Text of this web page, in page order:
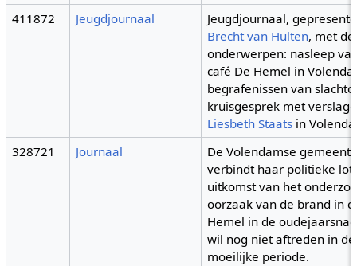
411872
Jeugdjournaal
Jeugdjournaal,
Brecht van Hulten, met
onderwerpen: nasleep
café De Hemel in
begrafenissen van
kruisgesprek met
Liesbeth Staats in
328721
Journaal
De Volendamse
verbindt haar politieke lot
uitkomst van het
oorzaak van de brand in
Hemel in de
wil nog niet aftreden in
moeilijke periode.